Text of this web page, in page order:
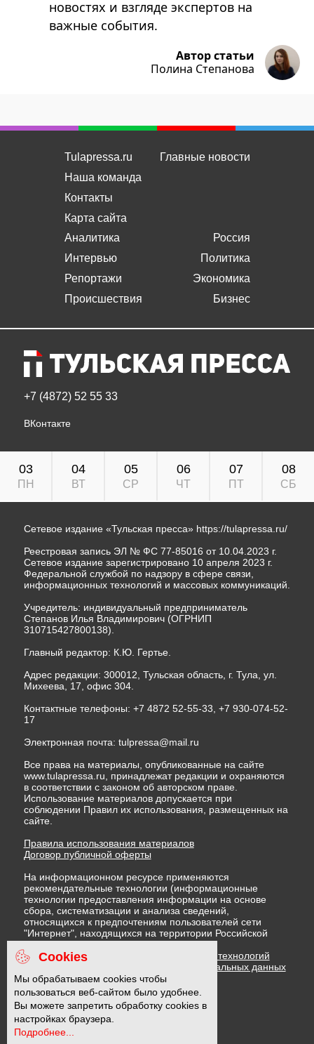
новостях и взгляде экспертов на
важные события.
Автор статьи
Полина Степанова
Tulapressa.ru
Наша команда
Контакты
Карта сайта
Главные новости
Аналитика
Интервью
Репортажи
Происшествия
Россия
Политика
Экономика
Бизнес
+7 (4872) 52 55 33
ВКонтакте
03
ПН
04
ВТ
05
СР
06
ЧТ
07
ПТ
08
СБ
Сетевое издание «Тульская пресса» https://tulapressa.ru/
Реестровая запись ЭЛ № ФС 77-85016 от 10.04.2023 г.
Сетевое издание зарегистрировано 10 апреля 2023 г.
Федеральной службой по надзору в сфере связи,
информационных технологий и массовых коммуникаций.
Учредитель: индивидуальный предприниматель
Степанов Илья Владимирович (ОГРНИП
310715427800138).
Главный редактор: К.Ю. Гертье.
Адрес редакции: 300012, Тульская область, г. Тула, ул.
Михеева, 17, офис 304.
Контактные телефоны: +7 4872 52-55-33, +7 930-074-52-
17
Электронная почта: tulpressa@mail.ru
Все права на материалы, опубликованные на сайте
www.tulapressa.ru, принадлежат редакции и охраняются
в соответствии с законом об авторском праве.
Использование материалов допускается при
соблюдении Правил их использования, размещенных на
сайте.
Правила использования материалов
Договор публичной оферты
На информационном ресурсе применяются
рекомендательные технологии (информационные
технологии предоставления информации на основе
сбора, систематизации и анализа сведений,
относящихся к предпочтениям пользователей сети
"Интернет", находящихся на территории Российской
Федерации)
Правила применения рекомендательных технологий
Политика в отношении обработки персональных данных
Политика обработки файлов cookie
16 +
Cookies
Мы обрабатываем cookies чтобы
пользоваться веб-сайтом было удобнее.
Вы можете запретить обработку cookies в
настройках браузера.
Подробнее...